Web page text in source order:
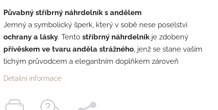
Půvabný stříbrný náhrdelník s andělem
Jemný a symbolický šperk, který v sobě nese poselství
ochrany a lásky. Tento stříbrný náhrdelník je zdobený
přívěskem ve tvaru anděla strážného , jenž se stane vaším
tichým průvodcem a elegantním doplňkem zároveň
Detailní informace